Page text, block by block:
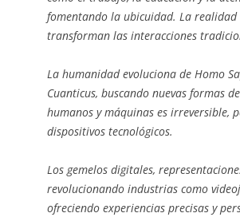
fomentando la ubicuidad. La
transforman las interacciones
La humanidad evoluciona de Homo
Cuanticus, buscando nuevas formas
humanos y máquinas es irreversible,
dispositivos tecnológicos.
Los gemelos digitales,
revolucionando industrias como
ofreciendo experiencias precisas y